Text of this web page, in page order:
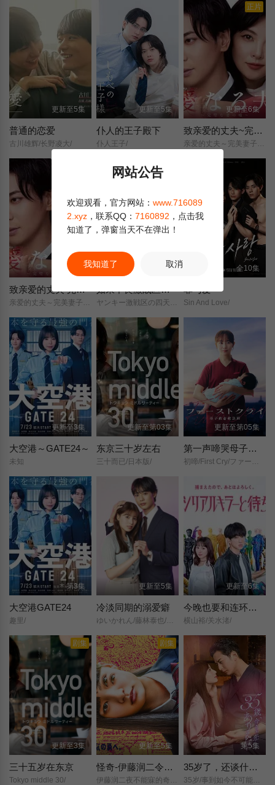
更新至5集
普通的恋爱
古川雄辉/长野凌大/
更新至5集
仆人的王子殿下
仆人王子/
正片
更新至6集
致亲爱的丈夫~完美妻子的谎言~
第6集
致亲爱的丈夫 完美妻子的谎言
亲爱的丈夫～完美妻子的谎言～/
剧集
更新至9集
如果不良激战区的四天王转生成了偶像团体？
ヤンキー激戦区の四天王がアイドルグループに転生したら？/
全10集
罪与爱
Sin And Love/
更新至3集
大空港～GATE24～
未知
更新至第03集
东京三十岁左右
三十而已/日本版/
更新至第05集
第一声啼哭母子救命急救班
初啼/First Cry/ファーストクライ/
第3集
大空港GATE24
趣里/
更新至5集
冷淡同期的溺爱癖
ゆいかれん/藤林泰也/小栗有以/京典和玖/半田周平/
更新至6集
今晚也要和连环杀手约会
横山裕/关水渚/
剧集
更新至3集
三十五岁在东京
Tokyo middle 30/
剧集
更新至5集
怪奇-伊藤润二令人彻夜难眠的奇异故事
第5集
35岁了，还谈什么恋爱
网站公告
欢迎观看，官方网站： www.716089
2.xyz ，联系QQ： 7160892 ，点击我
知道了，弹窗当天不在弹出！
我知道了 取消